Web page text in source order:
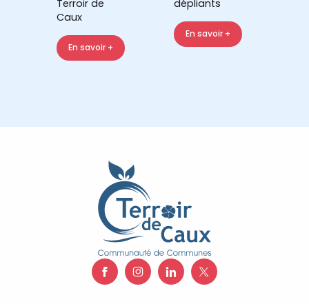
Terroir de
Caux
En savoir +
dépliants
En savoir +